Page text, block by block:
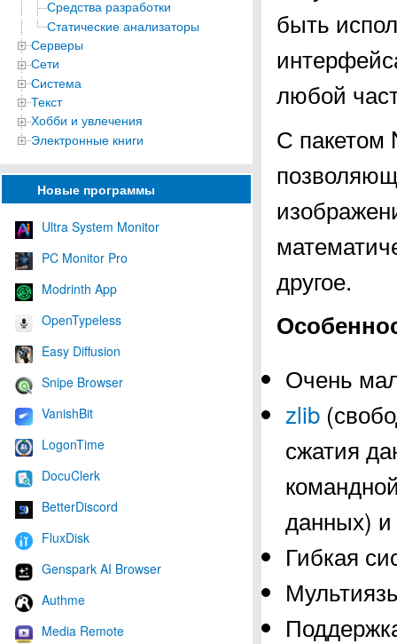
Средства разработки
Статические анализаторы
Серверы
Сети
Система
Текст
Хобби и увлечения
Электронные книги
Новые программы
Ultra System Monitor
PC Monitor Pro
Modrinth App
OpenTypeless
Easy Diffusion
Snipe Browser
VanishBit
LogonTime
DocuClerk
BetterDiscord
FluxDisk
Genspark AI Browser
Authme
Media Remote
быть
любой
С пакетом
другое.
Очень
zlib
сжатия
данных) и
Гибкая